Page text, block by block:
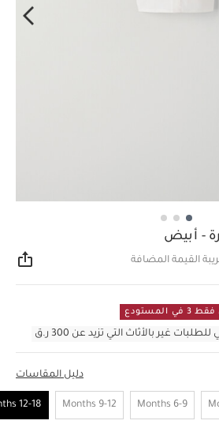
- أبيض
القيمة المضافة
في المستودع
غير بالأثاث التي تزيد عن 300 ر.ق
دليل المقاسات
6-9 Months
9-12 Months
12-18 Months